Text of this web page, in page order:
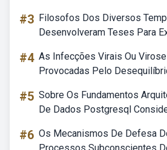
#3 Filosofos Dos Diversos
Desenvolveram Teses Para
#4 As Infecções Virais Ou
Provocadas Pelo
#5 Sobre Os Fundamentos
De Dados Postgresql
#6 Os Mecanismos De Defesa